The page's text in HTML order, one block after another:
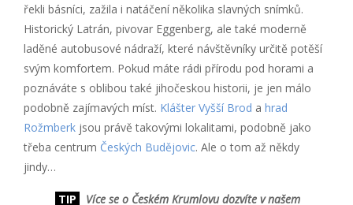
řekli básníci, zažila i natáčení několika slavných snímků.
Historický Latrán, pivovar Eggenberg, ale také moderně
laděné autobusové nádraží, které návštěvníky určitě potěší
svým komfortem. Pokud máte rádi přírodu pod horami a
poznáváte s oblibou také jihočeskou historii, je jen málo
podobně zajímavých míst. Klášter Vyšší Brod a hrad
Rožmberk jsou právě takovými lokalitami, podobně jako
třeba centrum Českých Budějovic. Ale o tom až někdy
jindy…
TIP
Více se o Českém Krumlovu dozvíte v našem